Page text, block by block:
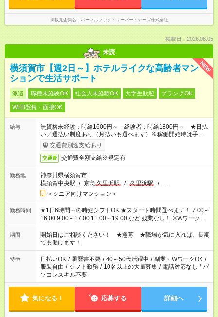
掲載元企業名 パーソルファクトリーパートナーズ株式会社
掲載日：2026.08.05
未読
NEW
横須賀市【週2日～】ホテルライクな高齢者マン
ションで生活サポート
派遣 職種未経験OK 社会人未経験OK 大学生歓迎
ブランクOK
WEB登録・面接OK
給与
無資格未経験：時給1600円～ 経験者：時給1800円～ ★日払
い／週払い制度あり（月払いも選べます）※稼働開始時は手続き
完了次第のお支払いとなります。
交通費別途支給あり
交通費 交通費全額支給※規定有
勤務地
神奈川県横須賀市
横須賀中央駅 / 京急 久里浜駅 / 久里浜駅 / …
＜シニア向けマンション＞
勤務時間
★1日6時間～の時短シフトOK ★スタート時間選べます！ 7:00～
16:00 9:00～17:00 11:00～19:00 など 残業なし！ ※Wワークの
場合、他のお仕事と合わせ週40時間超の就業はご案内できませ
ん ※法令に基づき、週20時間以上勤務は社会保険への加入対象
となります ※労働者派遣法（日雇い派遣の原則禁止）により、
短時間・短期間の就業はご案内が難しい場合があります
期間
開始日はご相談ください！ ★急募 ★職場が気に入れば、長期
でも働けます！
特徴 日払いOK / 履歴書不要 / 40～50代活躍中 / 副業・WワークOK /
服装自由 / シフト勤務 / 10名以上の大量募集 / 電話対応なし / パ
ソコンスキル不要
気になる！ 応募する 詳細へ